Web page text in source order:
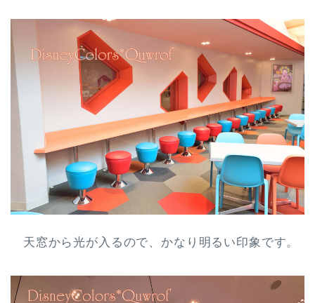
天窓から光が入るので、かなり明るい印象です。